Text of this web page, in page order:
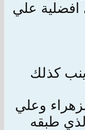
افضلية علي
كذلك
وعلي
طبقه